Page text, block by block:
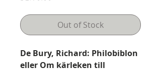
Out of Stock
De Bury, Richard: Philobiblon
eller Om kärleken till